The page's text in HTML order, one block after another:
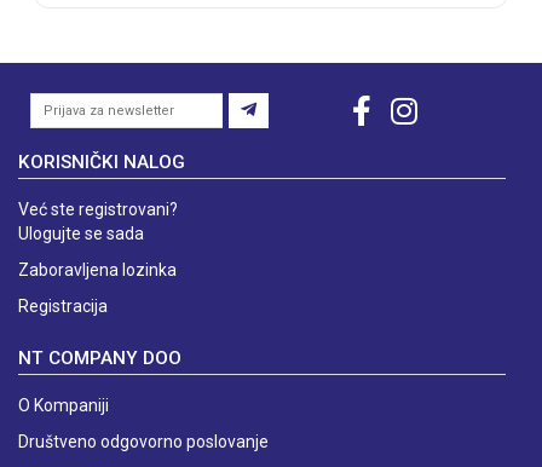
KORISNIČKI NALOG
Već ste registrovani?
Ulogujte se sada
Zaboravljena lozinka
Registracija
NT COMPANY DOO
O Kompaniji
Društveno odgovorno poslovanje